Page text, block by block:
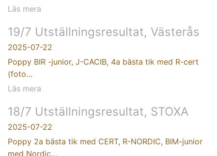
Läs mera
19/7 Utställningsresultat, Västerås
2025-07-22
Poppy BIR -junior, J-CACIB, 4a bästa tik med R-cert
(foto…
Läs mera
18/7 Utställningsresultat, STOXA
2025-07-22
Poppy 2a bästa tik med CERT, R-NORDIC, BIM-junior
med Nordic…